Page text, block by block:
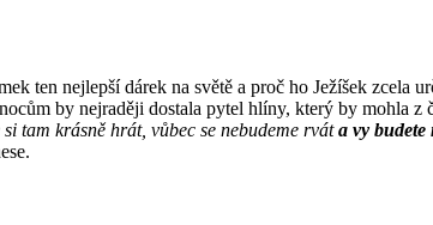
ten nejlepší dárek na světě a proč ho Ježíšek zcela
by nejraději dostala pytel hlíny, který by mohla z
si tam krásně hrát, vůbec se nebudeme rváta vy